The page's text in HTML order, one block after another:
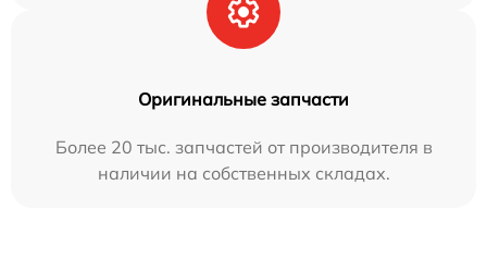
Оригинальные запчасти
Более 20 тыс. запчастей от производителя в
наличии на собственных складах.